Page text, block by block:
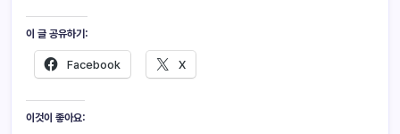
이 글 공유하기:
Facebook X
이것이 좋아요: